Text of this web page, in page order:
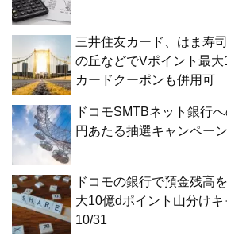
三井住友カード、はま寿
の丘などでVポイント最
カードクーポンも併用可
ドコモSMTBネット銀行
円あたる抽選キャンペー
ドコモの銀行で預金残高
大10億dポイント山分けキ
10/31